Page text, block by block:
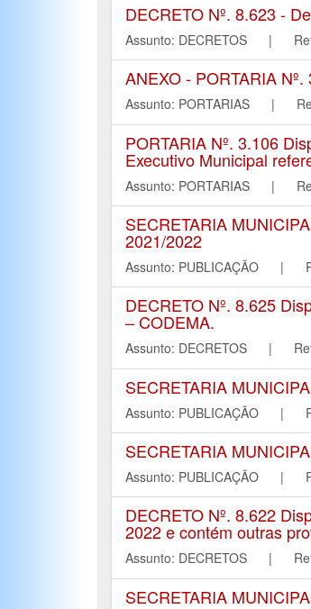
DECRETO Nº. 8.623 -
Assunto: DECRETOS |
ANEXO - PORTARIA Nº.
Assunto: PORTARIAS |
PORTARIA Nº. 3.106
Executivo Municipal
Assunto: PORTARIAS |
SECRETARIA
2021/2022
Assunto: PUBLICAÇÃO |
DECRETO Nº. 8.625
– CODEMA.
Assunto: DECRETOS |
SECRETARIA
Assunto: PUBLICAÇÃO |
SECRETARIA
Assunto: PUBLICAÇÃO |
DECRETO Nº. 8.622
2022 e contém outras
Assunto: DECRETOS |
SECRETARIA